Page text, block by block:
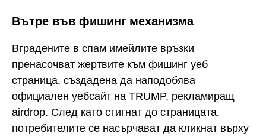
Вътре във фишинг механизма
Вградените в спам имейлите връзки
пренасочват жертвите към фишинг уеб
страница, създадена да наподобява
официален уебсайт на TRUMP, рекламиращ
airdrop. След като стигнат до страницата,
потребителите се насърчават да кликнат върху